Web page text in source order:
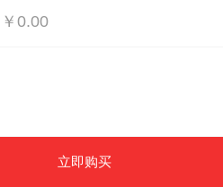
￥0.00
立即购买